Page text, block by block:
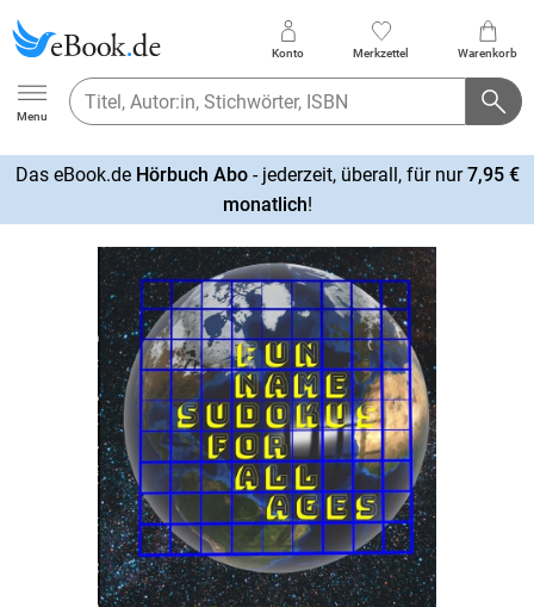
Ebook.de
Menu
Konto Merkzettel Warenkorb
Das eBook.de Hörbuch Abo- jederzeit, überall, für nur7,95 €
monatlich!